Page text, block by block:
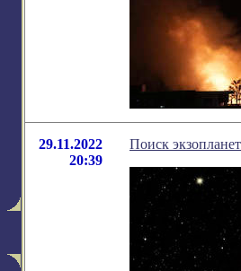
29.11.2022
20:39
Поиск